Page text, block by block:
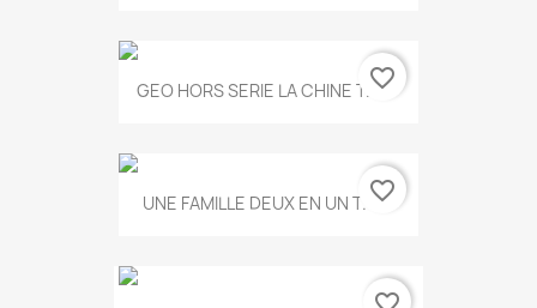
GEO HORS SERIE LA CHINE T.497
favorite_border
UNE FAMILLE DEUX EN UN T.675
favorite_border